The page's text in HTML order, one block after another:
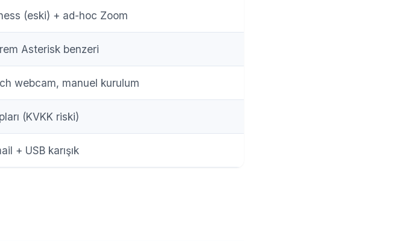
(eski) + ad-hoc Zoom
Asterisk benzeri
webcam, manuel kurulum
(KVKK riski)
+ USB karışık